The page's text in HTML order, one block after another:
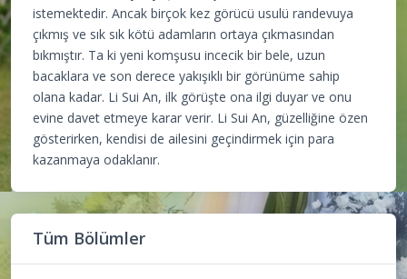
istemektedir. Ancak birçok kez görücü usulü randevuya
çıkmış ve sık sık kötü adamların ortaya çıkmasından
bıkmıştır. Ta ki yeni komşusu incecik bir bele, uzun
bacaklara ve son derece yakışıklı bir görünüme sahip
olana kadar. Li Sui An, ilk görüşte ona ilgi duyar ve onu
evine davet etmeye karar verir. Li Sui An, güzelliğine özen
gösterirken, kendisi de ailesini geçindirmek için para
kazanmaya odaklanır.
Tüm Bölümler